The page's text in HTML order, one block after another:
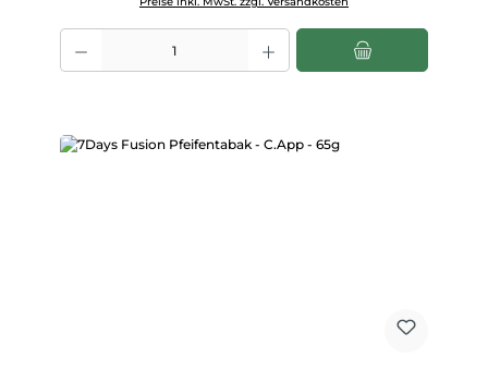
Produkt Anzahl: Gib den gewünschten Wert ein oder benutze die